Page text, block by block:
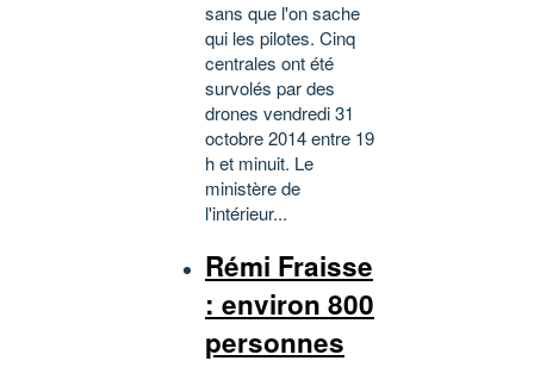
sans que l'on sache
qui les pilotes. Cinq
centrales ont été
survolés par des
drones vendredi 31
octobre 2014 entre 19
h et minuit. Le
ministère de
l'intérieur...
Rémi Fraisse
: environ 800
personnes